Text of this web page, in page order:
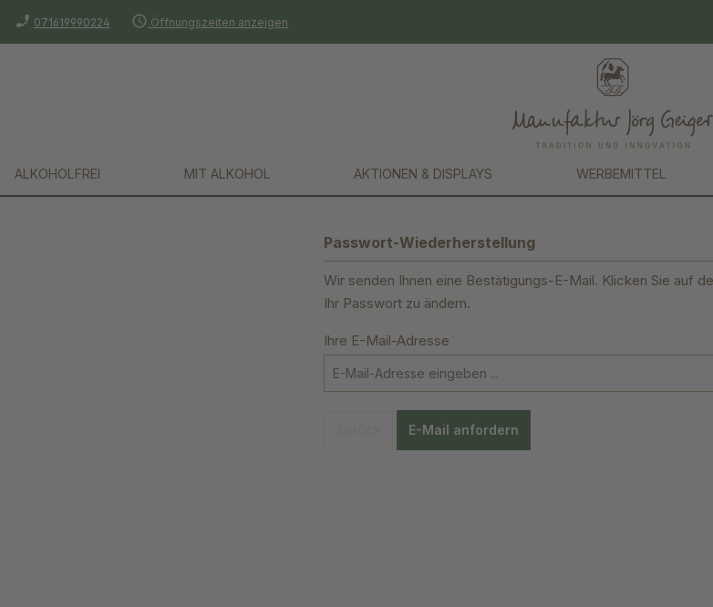
Zur Hauptnavigation springen
phone_enabled 071619990224 schedule Öffnungszeiten anzeigen
ALKOHOLFREI MIT ALKOHOL AKTIONEN & DISPLAYS WERBEMITTEL
Passwort-Wiederherstellung
Wir senden Ihnen eine Bestätigungs-E-Mail. Klicken Sie auf
Ihr Passwort zu ändern.
Ihre E-Mail-Adresse
E-Mail anfordern